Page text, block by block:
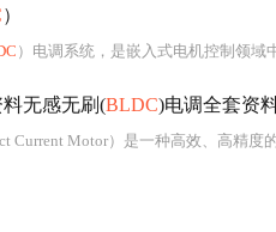
）
）电调系统，是嵌入式电机控制领域
料无感无刷(BLDC)电调全套资
Current Motor）是一种高效、高精度